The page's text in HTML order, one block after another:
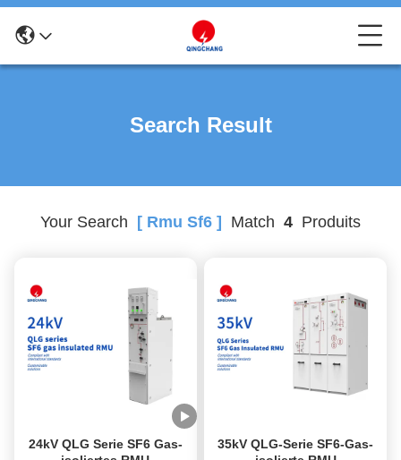
Search Result
Your Search [ Rmu Sf6 ] Match 4 Produits
24kV QLG Serie SF6 Gas-
35kV QLG-Serie SF6-Gas-